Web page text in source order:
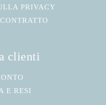
PRIVACY
clienti
E RESI